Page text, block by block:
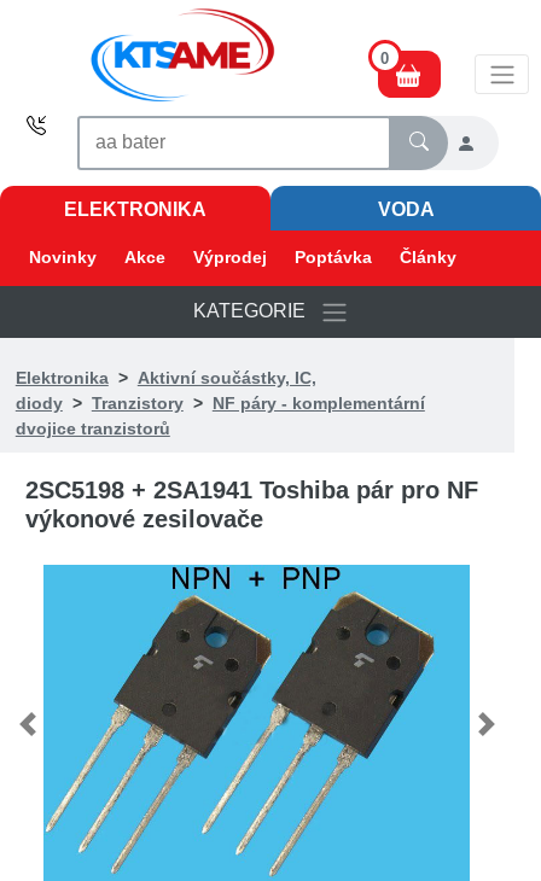
0
ELEKTRONIKA VODA
Novinky Akce Výprodej Poptávka Články
KATEGORIE
Elektronika> Aktivní součástky, IC,
diody> Tranzistory> NF páry - komplementární
dvojice tranzistorů
2SC5198 + 2SA1941 Toshiba pár pro NF
výkonové zesilovače
Previous Next